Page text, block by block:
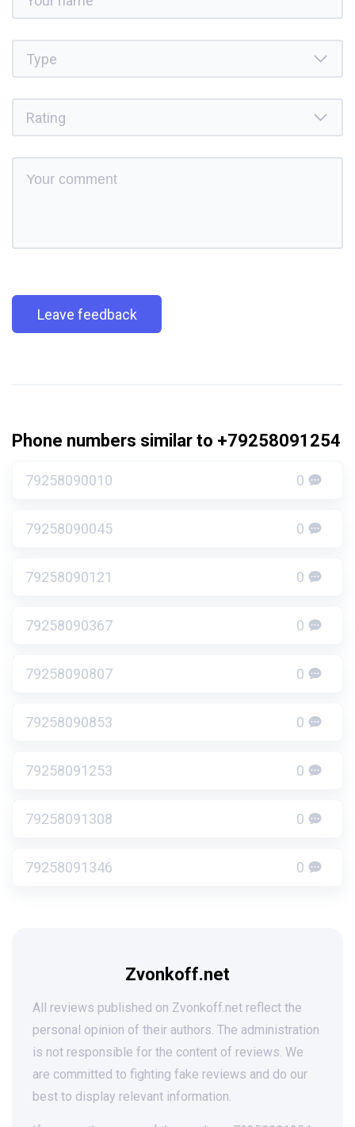
Leave feedback
Phone numbers similar to +79258091254
79258090010 0
79258090045 0
79258090121 0
79258090367 0
79258090807 0
79258090853 0
79258091253 0
79258091308 0
79258091346 0
Zvonkoff.net
All reviews published on Zvonkoff.net reflect the
personal opinion of their authors. The administration
is not responsible for the content of reviews. We
are committed to fighting fake reviews and do our
best to display relevant information.